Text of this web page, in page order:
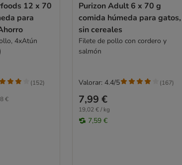
12 x 70
para
4xAtún
€
(152)
Purizon Adult 6 x 70 g
comida húmeda para gatos,
sin cereales
Filete de pollo con cordero y
salmón
7,99 €
19,02 € / kg
7,59 €
Valorar: 4.4/5 (167)